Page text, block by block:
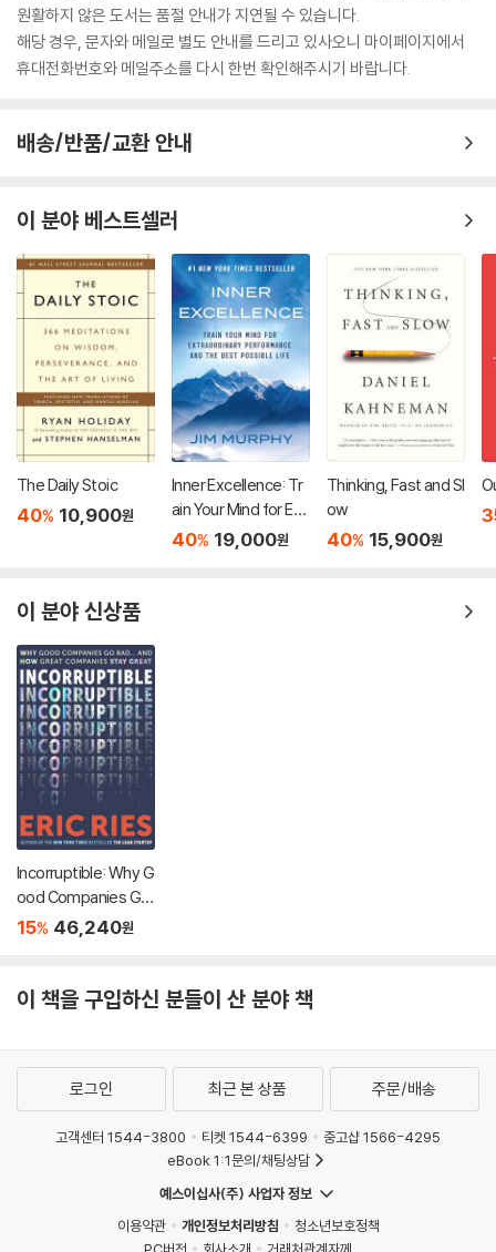
원활하지 않은 도서는 품절 안내가 지연될 수 있습니다.
해당 경우, 문자와 메일로 별도 안내를 드리고 있사오니 마이페이지에서
휴대전화번호와 메일주소를 다시 한번 확인해주시기 바랍니다.
배송/반품/교환 안내
이 분야 베스트셀러
The Daily Stoic
40% 10,900원
Inner Excellence: Tr
ain Your Mind for Ext
raordinary Performa
40% 19,000원
Thinking, Fast and Sl
ow
40% 15,900원
이 분야 신상품
Incorruptible: Why G
ood Companies Go
Bad... and How Grea
15% 46,240원
이 책을 구입하신 분들이 산 분야 책
로그인 최근 본 상품 주문/배송
고객센터 1544-3800 티켓 1544-6399
중고샵 1566-4295
eBook 1:1문의/채팅상담
예스이십사(주) 사업자 정보
이용약관
개인정보처리방침
청소년보호정책
PC버전
회사소개 거래처관계자께